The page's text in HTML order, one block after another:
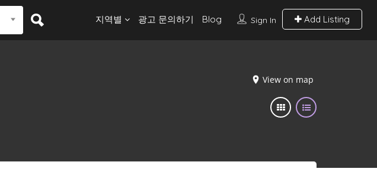
Sign In Add Listing
지역별 광고 문의하기 Blog
View on map